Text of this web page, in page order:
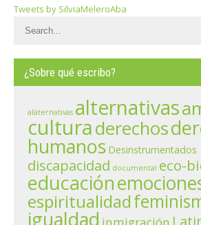
Tweets by SilviaMeleroAba
¿Sobre qué escribo?
alaternativas alternativas
culturaderechos
humanos Desinstrumentados
discapacidad documental eco-
educación
espiritualidad
igualdad